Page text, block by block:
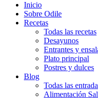
Inicio
Sobre Odile
Recetas
Todas las recetas
Desayunos
Entrantes y
Plato principal
Postres y dulces
Blog
Todas las
Alimentación